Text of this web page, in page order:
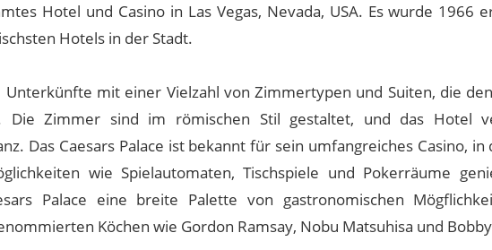
Hotel und Casino in Las Vegas, Nevada, USA. Es wurde 1966
Hotels in der Stadt.
mit einer Vielzahl von Zimmertypen und Suiten, die
Die Zimmer sind im römischen Stil gestaltet, und das Hotel
Das Caesars Palace ist bekannt für sein umfangreiches Casino, in
wie Spielautomaten, Tischspiele und Pokerräume
Palace eine breite Palette von gastronomischen
Köchen wie Gordon Ramsay, Nobu Matsuhisa und